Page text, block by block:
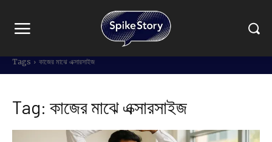
Tags কাজের মাঝে এক্সারসাইজ
Tag: কাজের মাঝে এক্সারসাইজ